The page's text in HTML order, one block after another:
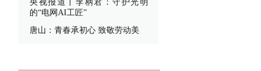
央视报道丨李柄君：守护光明
的“电网AI工匠”
唐山：青春承初心 致敬劳动美